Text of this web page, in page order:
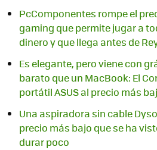
PcComponentes rompe el
gaming que permite jugar a
dinero y que llega antes de
Es elegante, pero viene con
barato que un MacBook: El
portátil ASUS al precio más
Una aspiradora sin cable
precio más bajo que se ha
durar poco